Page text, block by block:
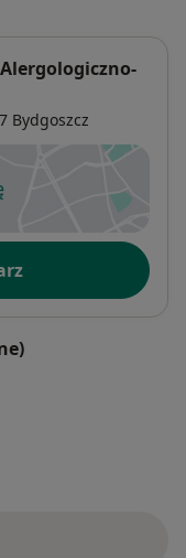
Bydgoszcz
w nowej karcie